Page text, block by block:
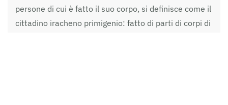
persone di cui è fatto il suo corpo, si definisce come il
cittadino iracheno primigenio: fatto di parti di corpi di